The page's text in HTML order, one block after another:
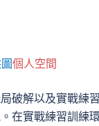
個人空間
破解以及實戰練
在實戰練習訓練